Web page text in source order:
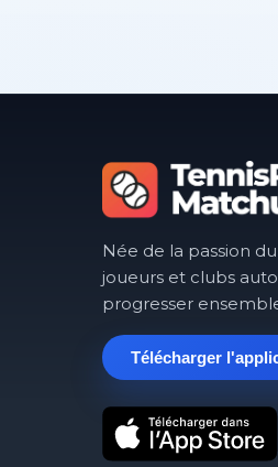
Née de la passion
joueurs et clubs
progresser
Télécharger